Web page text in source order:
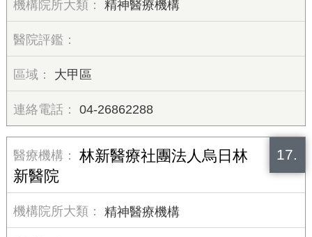
精神醫療機構
大甲區
04-26862288
17.
林新醫療社團法人烏日林
新醫院
精神醫療機構